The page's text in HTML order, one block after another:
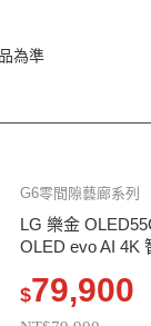
為準
G6零間隙藝廊系列
LG 樂金
OLED evo AI 4K
$79,900